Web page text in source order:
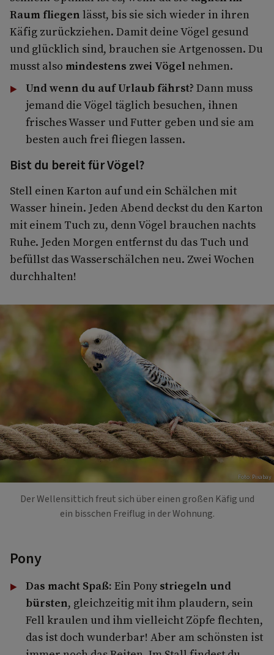
Raum fliegen lässt, bis sie sich wieder in ihren
Käfig zurückziehen. Damit deine Vögel gesund
und glücklich sind, brauchen sie Artgenossen. Du
musst also mindestens zwei Vögel nehmen.
Und wenn du auf Urlaub fährst? Dann muss
jemand die Vögel täglich besuchen, ihnen
frisches Wasser und Futter geben und sie am
besten auch frei fliegen lassen.
Bist du bereit für Vögel?
Stell einen Karton auf und ein Schälchen mit
Wasser hinein. Jeden Abend deckst du den Karton
mit einem Tuch zu, denn Vögel brauchen nachts
Ruhe. Jeden Morgen entfernst du das Tuch und
befüllst das Wasserschälchen neu. Zwei Wochen
durchhalten!
Foto: Pixabay
Der Wellensittich freut sich über einen großen Käfig und
ein bisschen Freiflug in der Wohnung.
Pony
Das macht Spaß: Ein Pony striegeln und
bürsten, gleichzeitig mit ihm plaudern, sein
Fell kraulen und ihm vielleicht Zöpfe flechten,
das ist doch wunderbar! Aber am schönsten ist